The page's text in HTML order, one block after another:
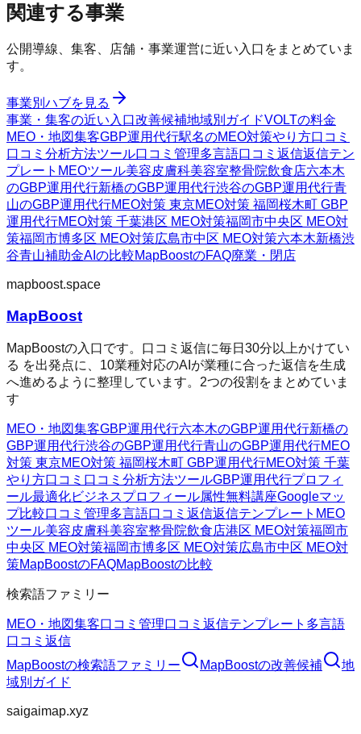
関連する事業
公開導線、集客、店舗・事業運営に近い入口をまとめていま
す。
事業別ハブを見る
事業・集客の近い入口改善候補地域別ガイドVOLTの料金
MEO・地図集客GBP運用代行駅名のMEO対策やり方口コミ
口コミ分析方法ツール口コミ管理多言語口コミ返信返信テン
プレート MEOツール美容皮膚科美容室整骨院飲食店六本木
のGBP運用代行新橋のGBP運用代行渋谷のGBP運用代行青
山のGBP運用代行MEO対策 東京MEO対策 福岡桜木町 GBP
運用代行MEO対策 千葉港区 MEO対策福岡市中央区 MEO対
策福岡市博多区 MEO対策広島市中区 MEO対策六本木新橋渋
谷青山補助金AIの比較MapBoostのFAQ廃業・閉店
mapboost.space
MapBoost
MapBoostの入口です。口コミ返信に毎日30分以上かけてい
る を出発点に、10業種対応のAIが業種に合った返信を生成
へ進めるように整理しています。2つの役割をまとめていま
す
MEO・地図集客GBP運用代行六本木のGBP運用代行新橋の
GBP運用代行渋谷のGBP運用代行青山のGBP運用代行MEO
対策 東京MEO対策 福岡桜木町 GBP運用代行MEO対策 千葉
やり方口コミ 口コミ分析方法ツールGBP運用代行プロフィ
ール最適化ビジネスプロフィール属性無料講座Googleマッ
プ比較口コミ管理多言語口コミ返信返信テンプレート MEO
ツール美容皮膚科美容室整骨院飲食店港区 MEO対策福岡市
中央区 MEO対策福岡市博多区 MEO対策広島市中区 MEO対
策MapBoostのFAQMapBoostの比較
検索語ファミリー
MEO・地図集客口コミ管理口コミ返信テンプレート 多言語
口コミ返信
MapBoostの検索語ファミリー MapBoostの改善候補
地
域別ガイド
saigaimap.xyz